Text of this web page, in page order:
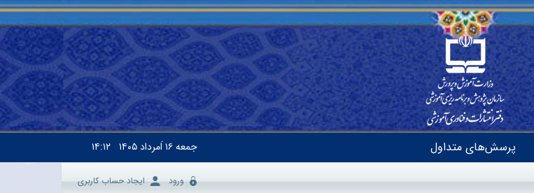
پرسش‌های متداول جمعه۱۶ اَمرداد ۱۴۰۵ ۱۴:۱۲
ورود ایجاد حساب کاربری